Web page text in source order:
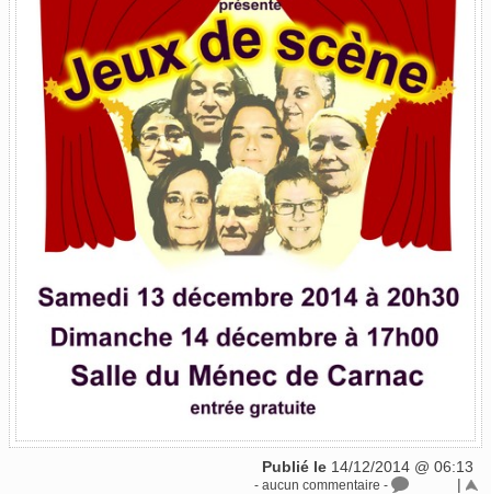
Publié le 14/12/2014 @ 06:13
- aucun commentaire - |